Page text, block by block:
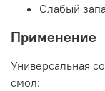
Слабый
Применение
Универсальная
смол: